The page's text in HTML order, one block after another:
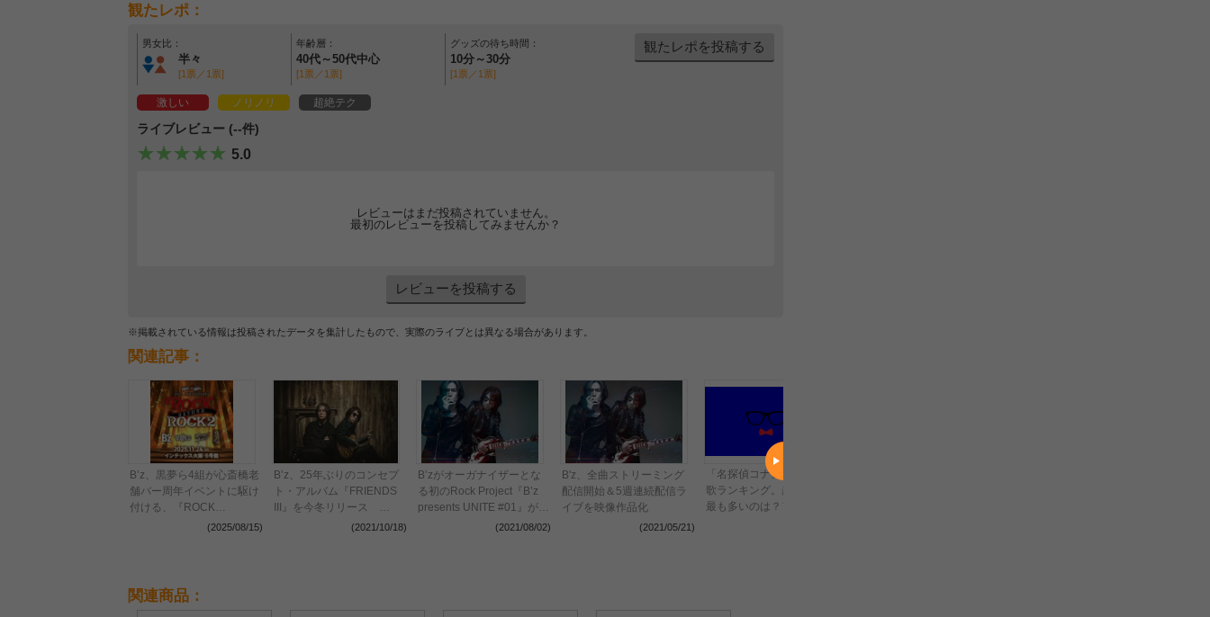
観たレポ：
男女比：
半々
[1票／1票]
年齢層：
40代～50代中心
[1票／1票]
グッズの待ち時間：
10分～30分
[1票／1票]
観たレポを投稿する
激しい ノリノリ 超絶テク
ライブレビュー (--件)
5.0
レビューはまだ投稿されていません。
最初のレビューを投稿してみませんか？
レビューを投稿する
※掲載されている情報は投稿されたデータを集計したもので、実際のライブとは異なる場合があります。
関連記事：
B’z、黒夢ら4組が心斎橋老
舗バー周年イベントに駆け
付ける、『ROCK
BEYOND ROCK VOL.2』
(2025/08/15)
B’z、25年ぶりのコンセプ
ト・アルバム『FRIENDS
III』を今冬リリース
『FRIENDS』シリーズを
(2021/10/18)
B’zがオーガナイザーとな
る初のRock Project『B’z
presents UNITE #01』が開
催 Mr.Children、GLAYと
(2021/08/02)
B'z、全曲ストリーミング
配信開始＆5週連続配信ラ
イブを映像作品化
(2021/05/21)
「名探偵コナン」歴代主題
歌ランキング。起用回数が
最も多いのは？ファンから
関連商品：